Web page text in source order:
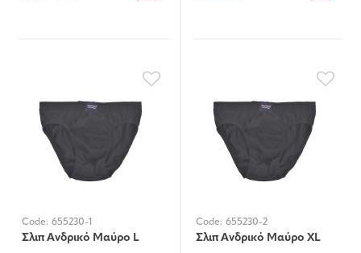
Code: 655230-1
Σλιπ Ανδρικό Μαύρο L
Code: 655230-2
Σλιπ Ανδρικό Μαύρο XL